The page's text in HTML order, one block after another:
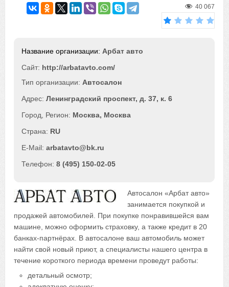
40 067
Арбат авто
Сайт: http://arbatavto.com/
Автосалон
Ленинградский проспект, д. 37, к. 6
Москва, Москва
RU
arbatavto@bk.ru
8 (495) 150-02-05
Автосалон «Арбат авто»
занимается покупкой и
продажей автомобилей. При покупке понравившейся вам
машине, можно оформить страховку, а также кредит в 20
банках-партнёрах. В автосалоне ваш автомобиль может
найти свой новый приют, а специалисты нашего центра в
течение короткого периода времени проведут работы:
детальный осмотр;